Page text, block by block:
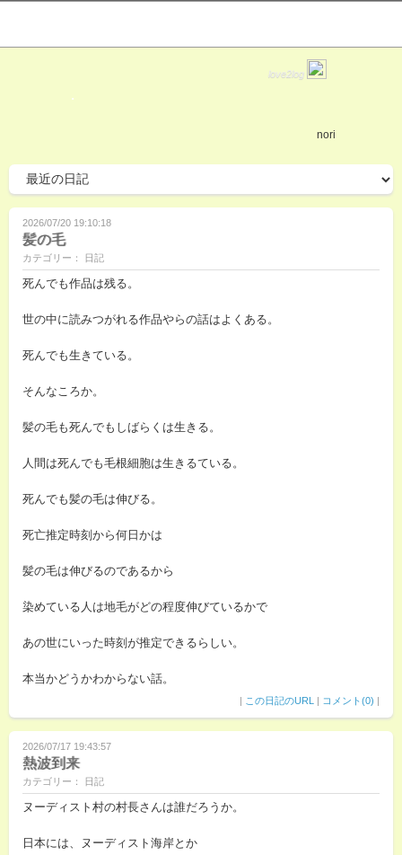
love2log
・
nori
2026/07/20 19:10:18
髪の毛
カテゴリー： 日記
死んでも作品は残る。
世の中に読みつがれる作品やらの話はよくある。
死んでも生きている。
そんなころか。
髪の毛も死んでもしばらくは生きる。
人間は死んでも毛根細胞は生きるている。
死んでも髪の毛は伸びる。
死亡推定時刻から何日かは
髪の毛は伸びるのであるから
染めている人は地毛がどの程度伸びているかで
あの世にいった時刻が推定できるらしい。
本当かどうかわからない話。
| この日記のURL | コメント(0) |
2026/07/17 19:43:57
熱波到来
カテゴリー： 日記
ヌーディスト村の村長さんは誰だろうか。
日本には、ヌーディスト海岸とか